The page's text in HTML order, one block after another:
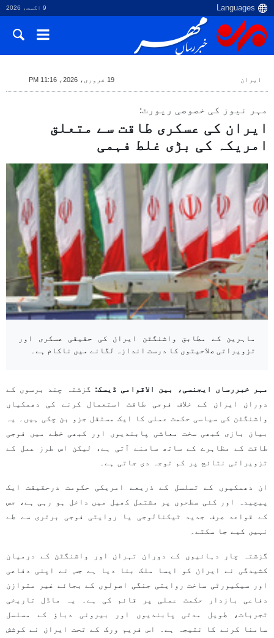
9 اگست، 2026
ایران 19 فروری، 2026، 11:16 PM
مہر نیوز کی خصوصی رپورٹ:
ایران کی عسکری طاقت سے متعلق
امریکہ کی بڑی غلط فہمی
ماہرین کے مطابق واشنگٹن ایران کی حقیقی عسکری اور
تزویراتی صلاحیتوں کا درست اندازہ لگانے میں ناکام ہے۔
مہر خبررساں ایجنسی، بین الاقوامی ڈیسک: گزشتہ چند برسوں کے
دوران ایران کے خلاف فوجی طاقت استعمال کرنے کی دھمکیاں
واشنگٹن کی سیاسی حکمت عملی کا ایک مستقل جزو بن چکی ہیں۔ یہ
بیان بازی کبھی سخت معاشی پابندیوں اور کبھی خطے میں فوجی
طاقت کے مظاہرے کے ساتھ سامنے آتی ہے، لیکن اس طرز عمل کے
تزویراتی نتائج پر کم توجہ دی جاتی ہے۔
ان دھمکیوں کے تسلسل کے ذریعے امریکی حکومت درحقیقت ایک
پیچیدہ اور کئی سطحوں پر مشتمل کھیل میں داخل ہو رہی ہے، جس
کے قواعد صرف جدید ٹیکنالوجی یا روایتی فوجی برتری سے طے
نہیں کیے جا سکتے۔
گزشتہ چار دہائیوں کے دوران تہران اور واشنگٹن کے درمیان
کشیدگی نے ایران کو ایسا ملک بنا دیا ہے جس نے اپنی دفاعی
اور سیکیورٹی ساخت روایتی جنگی اصولوں کے بجائے غیر متوازن
دفاعی بازدار حکمت عملی پر قائم کی ہے۔ یہ ماڈل تاریخی
تجربات، طویل مدتی پابندیوں اور بیرونی دباؤ کے مسلسل
سامنا کرنے کا نتیجہ ہے۔ اس فریم ورک کے تحت ایران نے کوشش